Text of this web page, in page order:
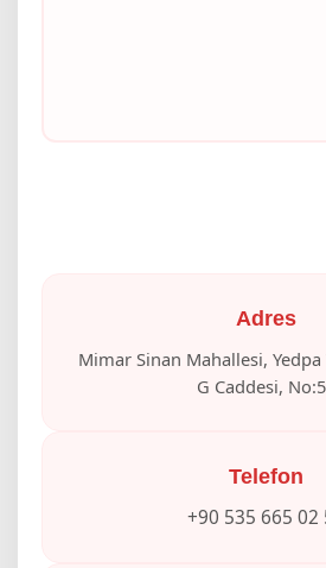
Adres
Mimar Sinan Mahallesi,
G Caddesi,
Telefon
+90 535 665 02